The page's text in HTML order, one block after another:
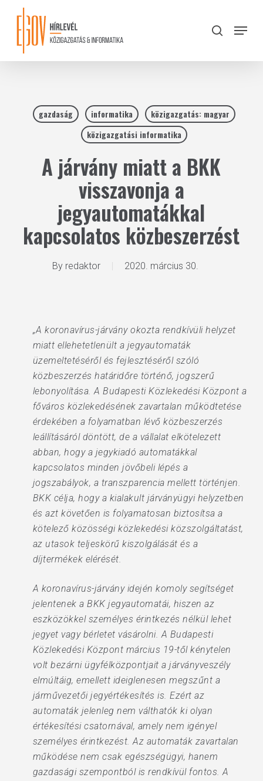
content
search
Menu
gazdaság informatika
közigazgatás: magyar
közigazgatási informatika
A járvány miatt a BKK
visszavonja a
jegyautomatákkal
kapcsolatos közbeszerzést
By redaktor 2020. március 30.
„A koronavírus-járvány okozta rendkívüli helyzet
miatt ellehetetlenült a jegyautomaták
üzemeltetéséről és fejlesztéséről szóló
közbeszerzés határidőre történő, jogszerű
lebonyolítása. A Budapesti Közlekedési Központ a
főváros közlekedésének zavartalan működtetése
érdekében a folyamatban lévő közbeszerzés
leállításáról döntött, de a vállalat elkötelezett
abban, hogy a jegykiadó automatákkal
kapcsolatos minden jövőbeli lépés a
jogszabályok, a transzparencia mellett történjen.
BKK célja, hogy a kialakult járványügyi helyzetben
és azt követően is folyamatosan biztosítsa a
kötelező közösségi közlekedési közszolgáltatást,
az utasok teljeskörű kiszolgálását és a
díjtermékek elérését.
A koronavírus-járvány idején komoly segítséget
jelentenek a BKK jegyautomatái, hiszen az
eszközökkel személyes érintkezés nélkül lehet
jegyet vagy bérletet vásárolni. A Budapesti
Közlekedési Központ március 19-től kénytelen
volt bezárni ügyfélközpontjait a járványveszély
elmúltáig, emellett ideiglenesen megszűnt a
járművezetői jegyértékesítés is. Ezért az
automaták jelenleg nem válthatók ki olyan
értékesítési csatornával, amely nem igényel
személyes érintkezést. Az automaták zavartalan
működése nem csak egészségügyi, hanem
gazdasági szempontból is rendkívül fontos. A
Close